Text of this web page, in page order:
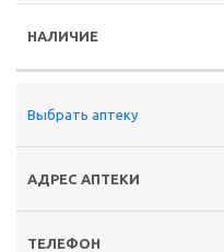
Выбрать аптеку